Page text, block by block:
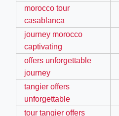
crew-neck-navy-blue/
morocco tour
casablanca
journey morocco
captivating
offers unforgettable
journey
tangier offers
unforgettable
tour tangier offers